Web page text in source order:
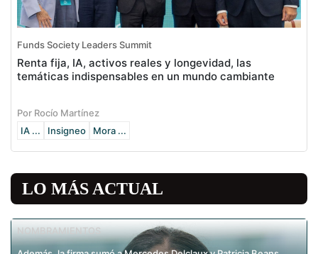
Funds Society Leaders Summit
Renta fija, IA, activos reales y longevidad, las
temáticas indispensables en un mundo cambiante
Por Rocío Martínez
IA ...
Insigneo Mora ...
LO MÁS ACTUAL
NOMBRAMIENTOS